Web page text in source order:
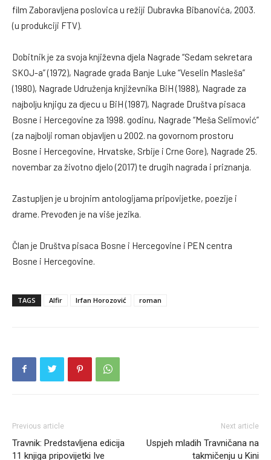
film Zaboravljena poslovica u režiji Dubravka Bibanovića, 2003.
(u produkciji FTV).
Dobitnik je za svoja književna djela Nagrade “Sedam sekretara
SKOJ-a” (1972), Nagrade grada Banje Luke “Veselin Masleša”
(1980), Nagrade Udruženja književnika BiH (1988), Nagrade za
najbolju knjigu za djecu u BiH (1987), Nagrade Društva pisaca
Bosne i Hercegovine za 1998. godinu, Nagrade “Meša Selimović”
(za najbolji roman objavljen u 2002. na govornom prostoru
Bosne i Hercegovine, Hrvatske, Srbije i Crne Gore), Nagrade 25.
novembar za životno djelo (2017) te drugih nagrada i priznanja.
Zastupljen je u brojnim antologijama pripovijetke, poezije i
drame. Prevođen je na više jezika.
Član je Društva pisaca Bosne i Hercegovine i PEN centra
Bosne i Hercegovine.
TAGS Alfir Irfan Horozović roman
Previous article
Travnik: Predstavljena edicija
11 knjiga pripovijetki Ive
Next article
Uspjeh mladih Travničana na
takmičenju u Kini